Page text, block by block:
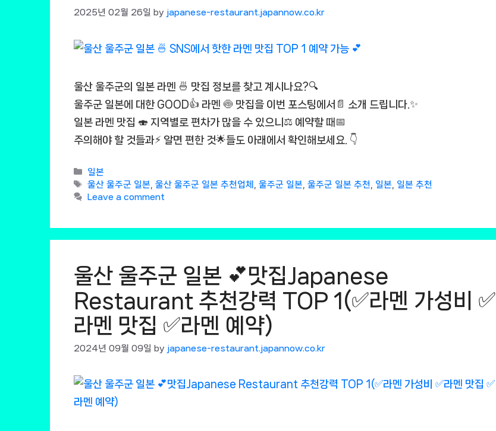
2025년 02월 26일 by japanese-restaurant.japannow.co.kr
울산 울주군의 일본 라멘 🍜 맛집 정보를 찾고 계시나요?🔍
울주군 일본에 대한 GOOD👍 라멘 🍥 맛집을 이번 포스팅에서📄 소개 드립니다.✨
일본 라멘 맛집 🍣 지역별로 편차가 많을 수 있으니⚖️ 예약할 때📅
주의해야 할 것들과⚡ 알면 편한 것🌟들도 아래에서 확인해보세요. 👇
Categories
일본
Tags
울산 울주군 일본,울산 울주군 일본 추천업체 ,울주군 일본,울주군 일본 추천, 일본, 일본 추천
Leave a comment
울산 울주군 일본 💕맛집Japanese
Restaurant 추천강력 TOP 1(✅라멘 가성비 ✅
라멘 맛집 ✅라멘 예약)
2024년 09월 09일 by japanese-restaurant.japannow.co.kr